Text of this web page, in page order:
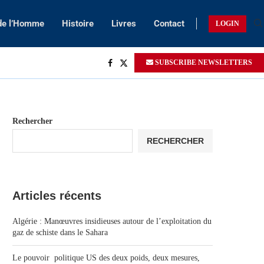
l’Homme Histoire Livres Contact LOGIN
SUBSCRIBE NEWSLETTERS
Rechercher
RECHERCHER
Articles récents
Algérie : Manœuvres insidieuses autour de l’exploitation du
gaz de schiste dans le Sahara
Le pouvoir politique US des deux poids, deux mesures,